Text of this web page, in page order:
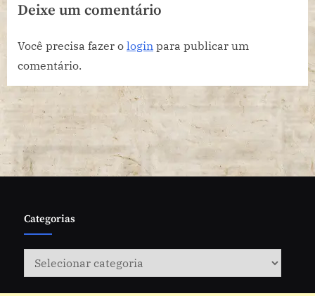
Deixe um comentário
Você precisa fazer o login para publicar um
comentário.
Categorias
Categorias